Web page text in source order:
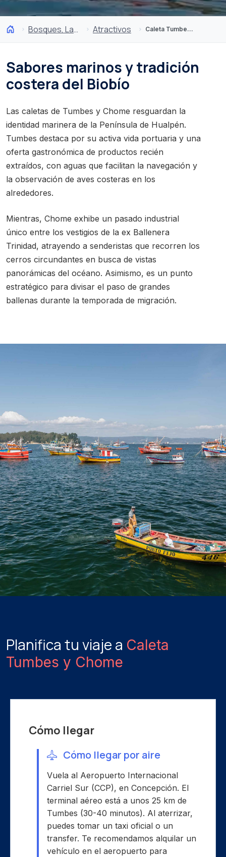
Bosques, Lagos y Volcanes Atractivos Caleta Tumbes y Chome
Sabores marinos y tradición
costera del Biobío
Las caletas de Tumbes y Chome resguardan la
identidad marinera de la Península de Hualpén.
Tumbes destaca por su activa vida portuaria y una
oferta gastronómica de productos recién
extraídos, con aguas que facilitan la navegación y
la observación de aves costeras en los
alrededores.
Mientras, Chome exhibe un pasado industrial
único entre los vestigios de la ex Ballenera
Trinidad, atrayendo a senderistas que recorren los
cerros circundantes en busca de vistas
panorámicas del océano. Asimismo, es un punto
estratégico para divisar el paso de grandes
ballenas durante la temporada de migración.
Planifica tu viaje a Caleta
Tumbes y Chome
Cómo llegar
Cómo llegar por aire
Vuela al Aeropuerto Internacional
Carriel Sur (CCP), en Concepción. El
terminal aéreo está a unos 25 km de
Tumbes (30-40 minutos). Al aterrizar,
puedes tomar un taxi oficial o un
transfer. Te recomendamos alquilar un
vehículo en el aeropuerto para